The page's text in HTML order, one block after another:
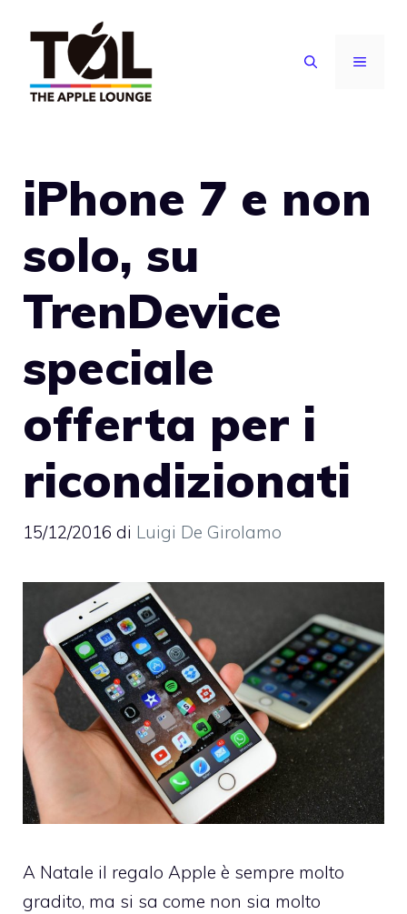
contenuto
MENU
iPhone 7 e non
solo, su
TrenDevice
speciale
offerta per i
ricondizionati
15/12/2016 di Luigi De Girolamo
A Natale il regalo Apple è sempre molto
gradito, ma si sa come non sia molto